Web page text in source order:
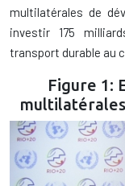
multilatérales de
investir 175
transport durable au
Figure 1: